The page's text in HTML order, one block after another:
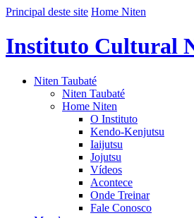
Principal deste site Home Niten
Instituto Cultural
Niten Taubaté
Niten Taubaté
Home Niten
O Instituto
Kendo-Kenjutsu
Iaijutsu
Jojutsu
Vídeos
Acontece
Onde Treinar
Fale Conosco